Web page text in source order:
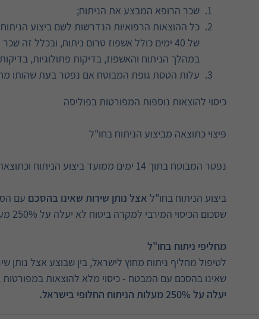
שכר הרופא המבצע את הניתוח;
כל ההוצאות הרפואיות הנדרשות לשם ביצוע
של 40 ימים כולל אשפוז טרום ניתוח, ובכלל
במהלך הניתוח והאשפוז, בדיקות פתולוגיות,
עלות הטסת גופת המבוטח אם נפטר בעת שהותו
כיסוי להוצאות נוספות המפורטות בפוליסה
פיצוי כתוצאה מביצוע הניתוח בחו"ל
נפטר המבוטח בתוך 14 ימים ממועד ביצוע הניתוח וכתוצאה ישירה מהניתוח תשלם החברה פיצוי בגובה 150,000 ₪.
ביצוע הניתוח בחו"ל אצל נותן שירות שאינו בהסכם עם
שסכום הכיסוי המירבי למקרה ביטוח לא יעלה על 250% מעלות אותו ניתוח בישראל.
מחליפי ניתוח בחו"ל
לטיפול מחליף ניתוח מחוץ לישראל, בין שבוצע אצל נותן
שאינו בהסכם עם המבטח - כיסוי מלא להוצאות במפורטות
יעלה על 250% מעלות הניתוח החלופי בישראל.